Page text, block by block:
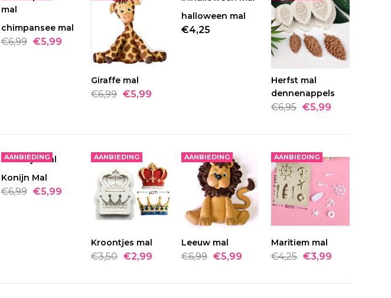
Aapje mal
ADD TO COMPARE
VERLANGLIJST
3
Baby Accessoires mal
ADD TO COMPARE
BESTELLEN
chimpansee mal
€6,99 €5,99
BESTELLEN
Giraffe mal
€6,99 €5,99
BESTELLEN
halloween mal
€4,25
BESTELLEN
Herfst mal
dennenappels
€6,95 €5,99
AANBIEDING
BESTELLEN
Konijn Mal
€6,99 €5,99
AANBIEDING
BESTELLEN
Kroontjes mal
€3,50 €2,99
AANBIEDING
BESTELLEN
Leeuw mal
€6,99 €5,99
AANBIEDING
BESTELLEN
Maritiem mal
€4,25 €3,99